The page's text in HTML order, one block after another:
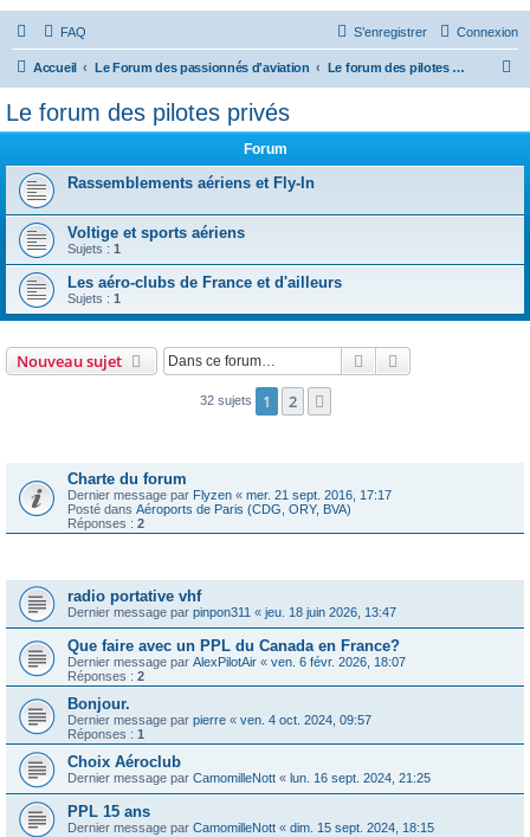
FAQ Connexion
S’enregistrer
Accueil Le Forum des passionnés d'aviation Le forum des pilotes privés
h
r
Le forum des pilotes privés
Forum
Rassemblements aériens et Fly-In
Voltige et sports aériens
Sujets : 1
Les aéro-clubs de France et d'ailleurs
Sujets : 1
Nouveau sujet Rechercher
32 sujets 1 2
Charte du forum
Dernier message par Flyzen « mer. 21 sept. 2016, 17:17
Posté dans Aéroports de Paris (CDG, ORY, BVA)
Réponses : 2
radio portative vhf
Dernier message par pinpon311 « jeu. 18 juin 2026, 13:47
Que faire avec un PPL du Canada en France?
Dernier message par AlexPilotAir « ven. 6 févr. 2026, 18:07
Réponses : 2
Bonjour.
Dernier message par pierre « ven. 4 oct. 2024, 09:57
Réponses : 1
Choix Aéroclub
Dernier message par CamomilleNott « lun. 16 sept. 2024, 21:25
PPL 15 ans
Dernier message par CamomilleNott « dim. 15 sept. 2024, 18:15